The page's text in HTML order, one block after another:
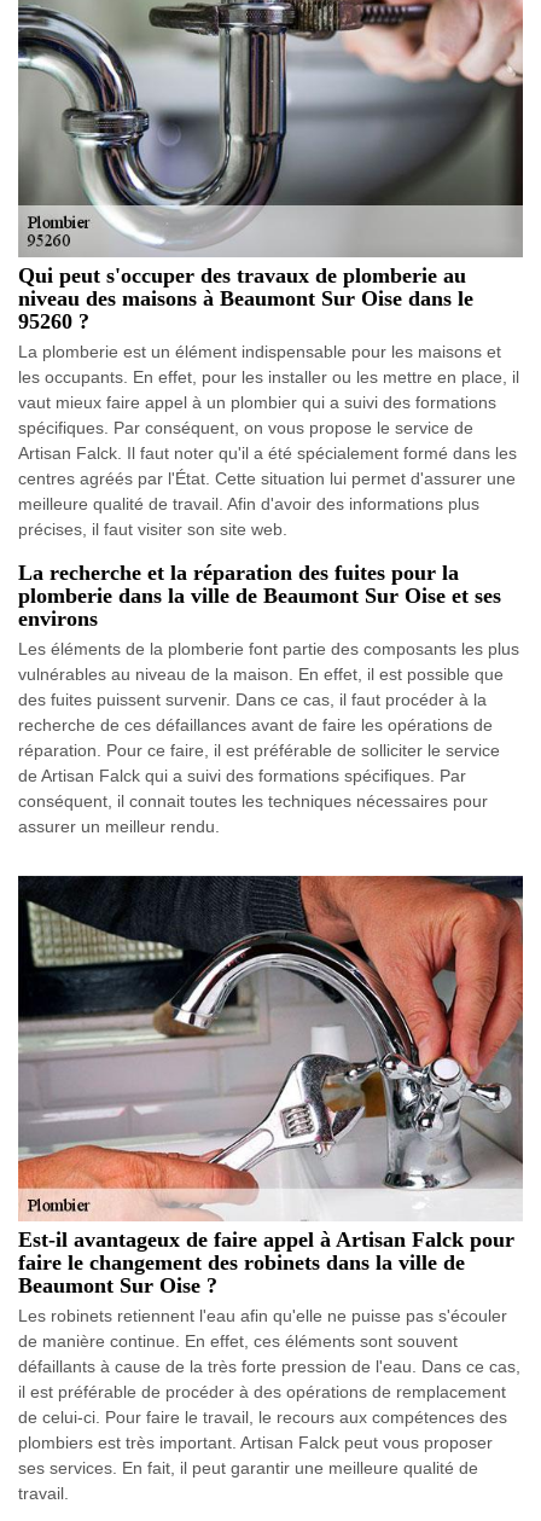
Qui peut s'occuper des travaux de plomberie au
niveau des maisons à Beaumont Sur Oise dans le
95260 ?
La plomberie est un élément indispensable pour les maisons et
les occupants. En effet, pour les installer ou les mettre en place, il
vaut mieux faire appel à un plombier qui a suivi des formations
spécifiques. Par conséquent, on vous propose le service de
Artisan Falck. Il faut noter qu'il a été spécialement formé dans les
centres agréés par l'État. Cette situation lui permet d'assurer une
meilleure qualité de travail. Afin d'avoir des informations plus
précises, il faut visiter son site web.
La recherche et la réparation des fuites pour la
plomberie dans la ville de Beaumont Sur Oise et ses
environs
Les éléments de la plomberie font partie des composants les plus
vulnérables au niveau de la maison. En effet, il est possible que
des fuites puissent survenir. Dans ce cas, il faut procéder à la
recherche de ces défaillances avant de faire les opérations de
réparation. Pour ce faire, il est préférable de solliciter le service
de Artisan Falck qui a suivi des formations spécifiques. Par
conséquent, il connait toutes les techniques nécessaires pour
assurer un meilleur rendu.
Est-il avantageux de faire appel à Artisan Falck pour
faire le changement des robinets dans la ville de
Beaumont Sur Oise ?
Les robinets retiennent l'eau afin qu'elle ne puisse pas s'écouler
de manière continue. En effet, ces éléments sont souvent
défaillants à cause de la très forte pression de l'eau. Dans ce cas,
il est préférable de procéder à des opérations de remplacement
de celui-ci. Pour faire le travail, le recours aux compétences des
plombiers est très important. Artisan Falck peut vous proposer
ses services. En fait, il peut garantir une meilleure qualité de
travail.